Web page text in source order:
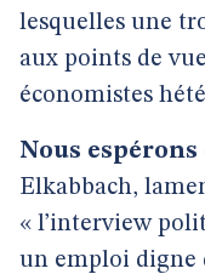
lesquelles une
aux points de
économistes
Nous espérons
Elkabbach,
« l’interview
un emploi digne